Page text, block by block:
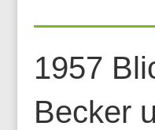
1957
Becker